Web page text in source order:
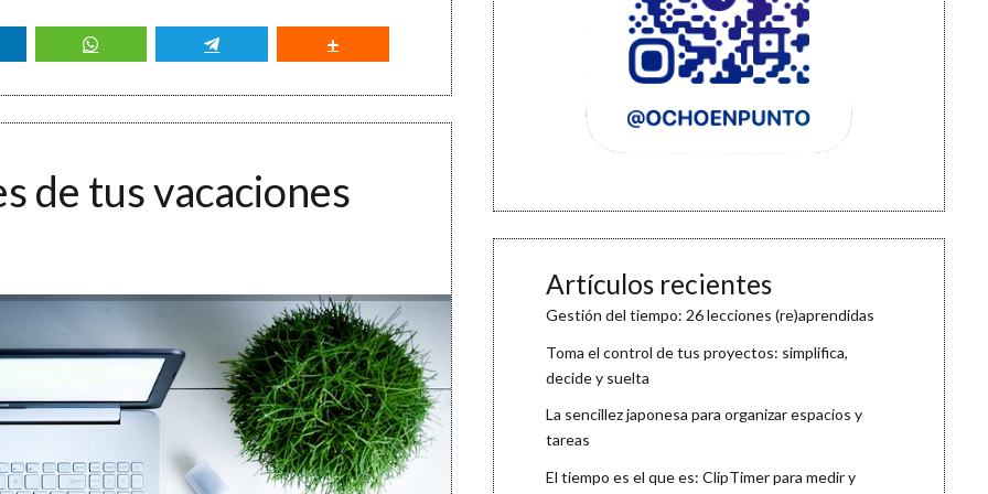
de tus vacaciones
Artículos recientes
Gestión del tiempo: 26 lecciones (re)aprendidas
Toma el control de tus proyectos: simplifica,
decide y suelta
La sencillez japonesa para organizar espacios y
tareas
El tiempo es el que es: ClipTimer para medir y